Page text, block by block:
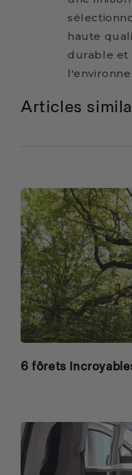
haute
durable et
Articles
6 fôrets